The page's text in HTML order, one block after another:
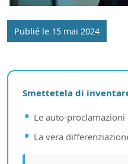
Publié le 15 mai 2024
Smettetela di
Le auto-
La vera